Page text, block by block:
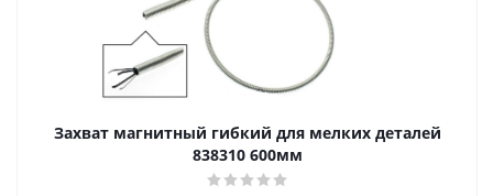
Захват магнитный гибкий для мелких деталей
838310 600мм